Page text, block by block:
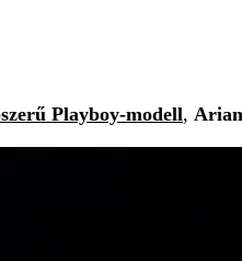
Playboy-modell,